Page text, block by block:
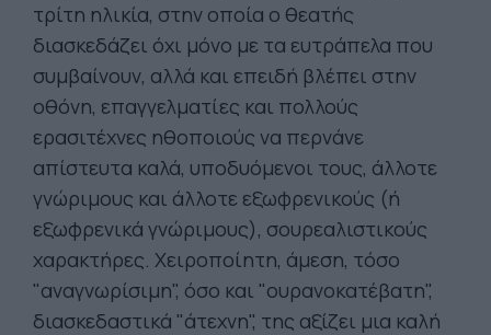
τρίτη ηλικία, στην οποία ο θεατής
διασκεδάζει όχι μόνο με τα ευτράπελα που
συμβαίνουν, αλλά και επειδή βλέπει στην
οθόνη, επαγγελματίες και πολλούς
ερασιτέχνες ηθοποιούς να περνάνε
απίστευτα καλά, υποδυόμενοι τους, άλλοτε
γνώριμους και άλλοτε εξωφρενικούς (ή
εξωφρενικά γνώριμους), σουρεαλιστικούς
χαρακτήρες. Χειροποίητη, άμεση, τόσο
"αναγνωρίσιμη", όσο και "ουρανοκατέβατη",
διασκεδαστικά "άτεχνη", της αξίζει μια καλή